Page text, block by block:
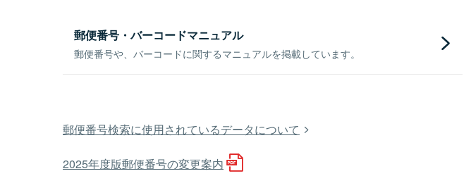
郵便番号・バーコードマニュアル
郵便番号や、バーコードに関するマニュアルを掲載しています。
郵便番号検索に使用されているデータについて
2025年度版郵便番号の変更案内